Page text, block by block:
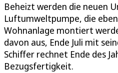
Beheizt werden die neuen
Luftumweltpumpe, die
Wohnanlage montiert
davon aus, Ende Juli mit
Schiffer rechnet Ende des
Bezugsfertigkeit.